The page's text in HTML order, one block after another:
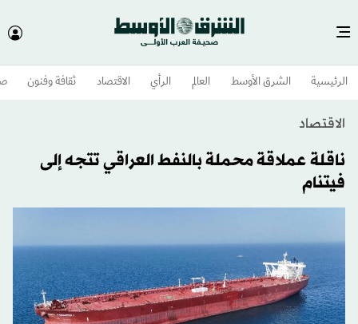
الرئيسية الشرق الأوسط​ العالم الرأي الاقتصاد ثقافة وفنون
الاقتصاد
ناقلة عملاقة محملة بالنفط العراقي تتجه إلى
فيتنام